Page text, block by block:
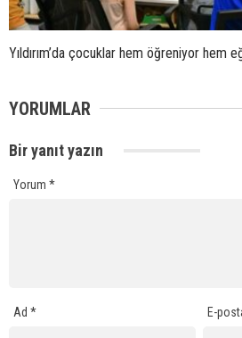
Yıldırım’da çocuklar hem öğreniyor hem
YORUMLAR
Bir yanıt yazın
Yorum *
Ad * E-